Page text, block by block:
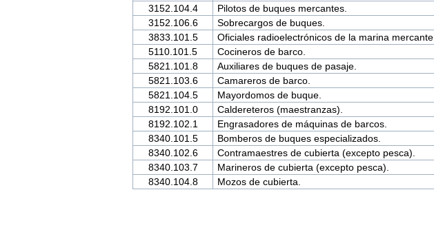
3152.104.4
Pilotos de buques mercantes.
3152.106.6
Sobrecargos de buques.
3833.101.5
Oficiales radioelectrónicos de la marina mercante.
5110.101.5
Cocineros de barco.
5821.101.8
Auxiliares de buques de pasaje.
5821.103.6
Camareros de barco.
5821.104.5
Mayordomos de buque.
8192.101.0
Caldereteros (maestranzas).
8192.102.1
Engrasadores de máquinas de barcos.
8340.101.5
Bomberos de buques especializados.
8340.102.6
Contramaestres de cubierta (excepto pesca).
8340.103.7
Marineros de cubierta (excepto pesca).
8340.104.8
Mozos de cubierta.